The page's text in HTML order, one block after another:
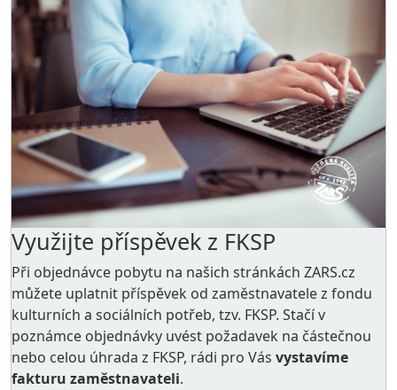
Využijte příspěvek z FKSP
Při objednávce pobytu na našich stránkách ZARS.cz
můžete uplatnit příspěvek od zaměstnavatele z fondu
kulturních a sociálních potřeb, tzv. FKSP. Stačí v
poznámce objednávky uvést požadavek na částečnou
nebo celou úhrada z FKSP, rádi pro Vás vystavíme
fakturu zaměstnavateli.